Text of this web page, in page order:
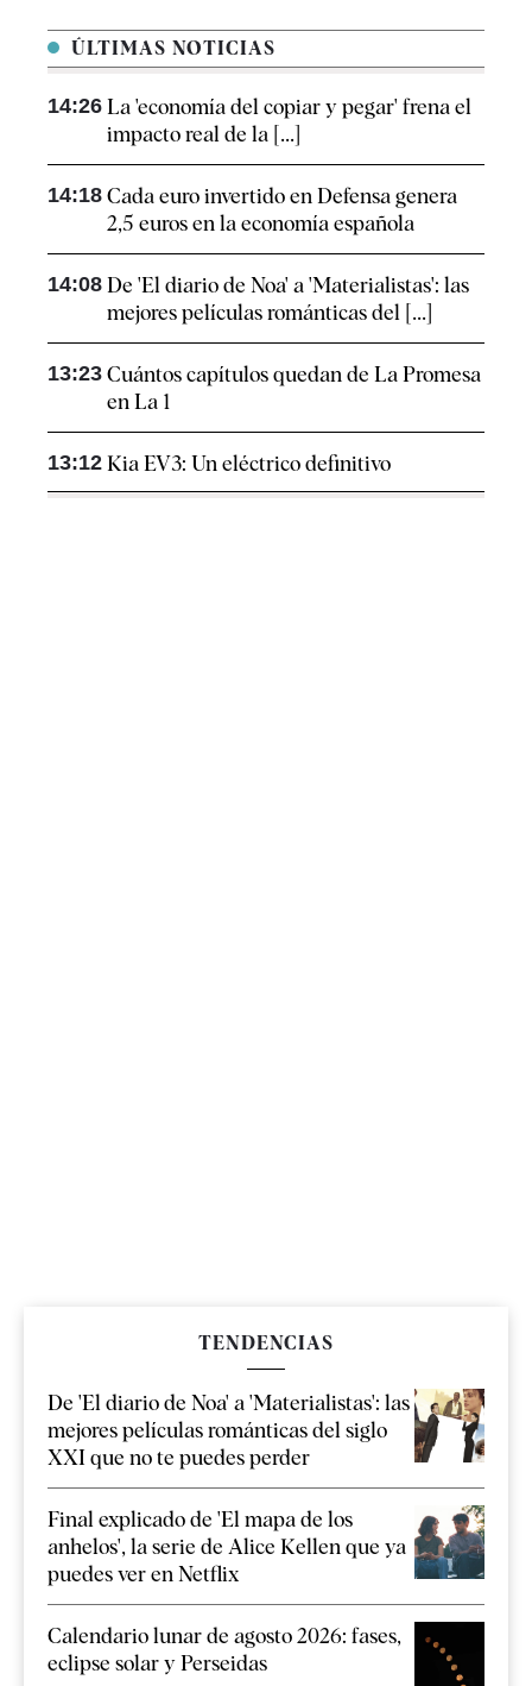
ÚLTIMAS NOTICIAS
14:26 La 'economía del copiar y pegar' frena el
impacto real de la [...]
14:18 Cada euro invertido en Defensa genera
2,5 euros en la economía española
14:08 De 'El diario de Noa' a 'Materialistas': las
mejores películas románticas del [...]
13:23 Cuántos capítulos quedan de La Promesa
en La 1
13:12 Kia EV3: Un eléctrico definitivo
TENDENCIAS
De 'El diario de Noa' a 'Materialistas': las
mejores películas románticas del siglo
XXI que no te puedes perder
Final explicado de 'El mapa de los
anhelos', la serie de Alice Kellen que ya
puedes ver en Netflix
Calendario lunar de agosto 2026: fases,
eclipse solar y Perseidas